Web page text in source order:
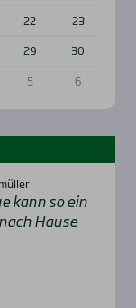
22
23
29
30
5 6
kann so ein
Hau­se